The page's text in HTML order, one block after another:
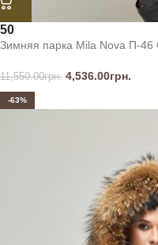
50
Зимняя парка Mila Nova П-
11,550.00грн. 4,536.00грн.
-63%